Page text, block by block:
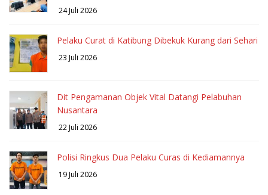
24 Juli 2026
Pelaku Curat di Katibung Dibekuk Kurang dari Sehari
23 Juli 2026
Dit Pengamanan Objek Vital Datangi Pelabuhan
Nusantara
22 Juli 2026
Polisi Ringkus Dua Pelaku Curas di Kediamannya
19 Juli 2026